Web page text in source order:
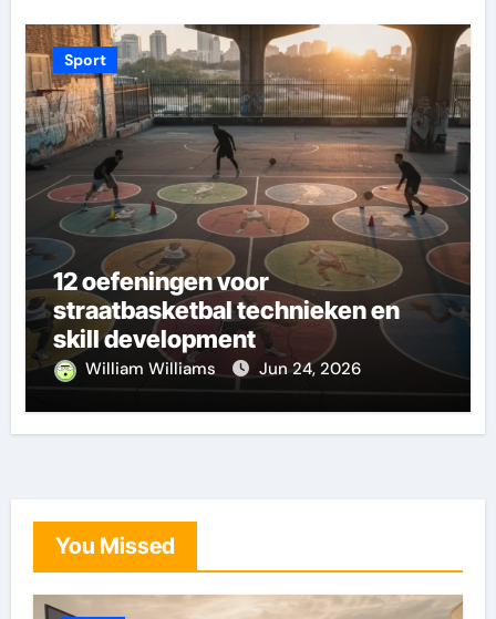
Sport
12 oefeningen voor
straatbasketbal technieken en
skill development
William Williams Jun 24, 2026
You Missed